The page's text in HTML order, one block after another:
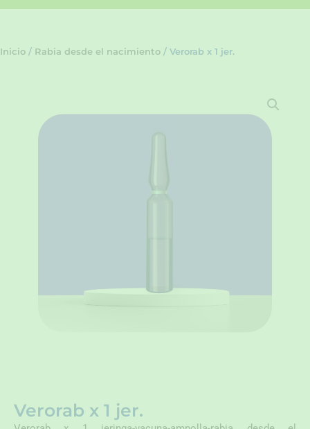
Inicio / Rabia desde el nacimiento / Verorab x 1 jer.
Verorab x 1 jer.